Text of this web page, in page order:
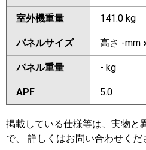
室外機重量 141.0 kg
パネルサイズ 高さ -mm
パネル重量 - kg
APF 5.0
掲載している仕様等は、実物と
で、 詳しくはお問い合わせくだ